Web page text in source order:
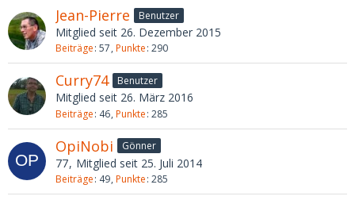
Jean-Pierre Benutzer
Mitglied seit 26. Dezember 2015
Beiträge 57 Punkte 290
Curry74 Benutzer
Mitglied seit 26. März 2016
Beiträge 46 Punkte 285
OpiNobi Gönner
77 Mitglied seit 25. Juli 2014
Beiträge 49 Punkte 285